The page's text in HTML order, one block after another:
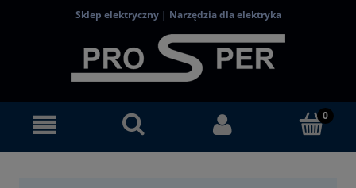
Sklep elektryczny | Narzędzia dla elektryka